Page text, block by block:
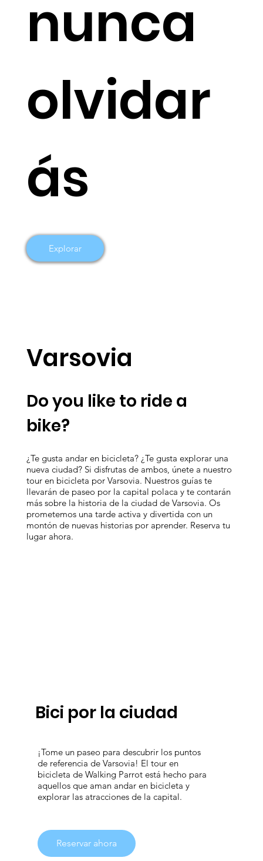
nunca
olvidar
ás
Explorar
Varsovia
Do you like to ride a
bike?
¿Te gusta andar en bicicleta? ¿Te gusta explorar una
nueva ciudad? Si disfrutas de ambos, únete a nuestro
tour en bicicleta por Varsovia. Nuestros guías te
llevarán de paseo por la capital polaca y te contarán
más sobre la historia de la ciudad de Varsovia. Os
prometemos una tarde activa y divertida con un
montón de nuevas historias por aprender. Reserva tu
lugar ahora.
Bici por la ciudad
¡Tome un paseo para descubrir los puntos
de referencia de Varsovia! El tour en
bicicleta de Walking Parrot está hecho para
aquellos que aman andar en bicicleta y
explorar las atracciones de la capital.
Reservar ahora